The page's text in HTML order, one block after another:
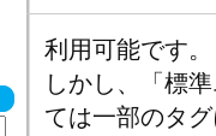
利用可能です。
しかし、「標
ては一部のタ